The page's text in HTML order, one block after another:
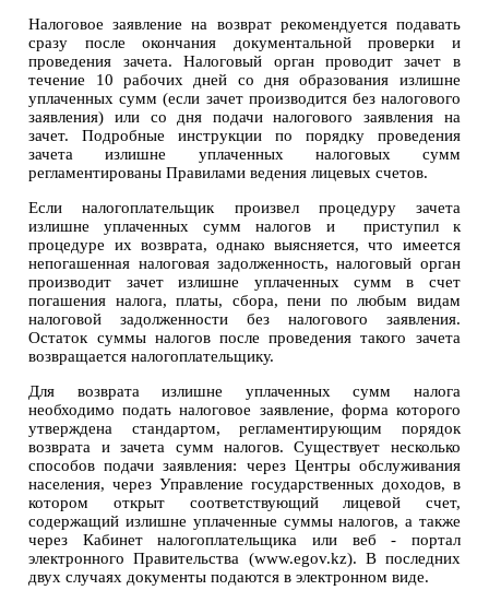
Налоговое заявление на возврат рекомендуется подавать
сразу после окончания документальной проверки и
проведения зачета. Налоговый орган проводит зачет в
течение 10 рабочих дней со дня образования излишне
уплаченных сумм (если зачет производится без налогового
заявления) или со дня подачи налогового заявления на
зачет. Подробные инструкции по порядку проведения
зачета излишне уплаченных налоговых сумм
регламентированы Правилами ведения лицевых счетов.
Если налогоплательщик произвел процедуру зачета
излишне уплаченных сумм налогов и приступил к
процедуре их возврата, однако выясняется, что имеется
непогашенная налоговая задолженность, налоговый орган
производит зачет излишне уплаченных сумм в счет
погашения налога, платы, сбора, пени по любым видам
налоговой задолженности без налогового заявления.
Остаток суммы налогов после проведения такого зачета
возвращается налогоплательщику.
Для возврата излишне уплаченных сумм налога
необходимо подать налоговое заявление, форма которого
утверждена стандартом, регламентирующим порядок
возврата и зачета сумм налогов. Существует несколько
способов подачи заявления: через Центры обслуживания
населения, через Управление государственных доходов, в
котором открыт соответствующий лицевой счет,
содержащий излишне уплаченные суммы налогов, а также
через Кабинет налогоплательщика или веб - портал
электронного Правительства (www.egov.kz). В последних
двух случаях документы подаются в электронном виде.